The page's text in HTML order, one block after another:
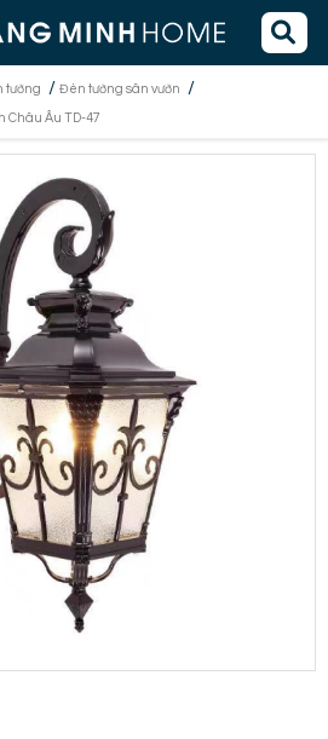
tường / Đèn tường sân vườn /
Châu Âu TD-47